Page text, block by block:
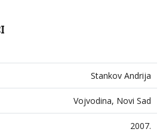
Stankov Andrija
Vojvodina, Novi Sad
2007.